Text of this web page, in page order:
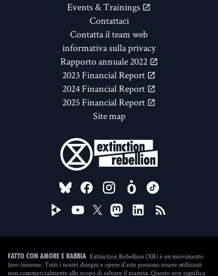
Events & Trainings
Contattaci
Contatta il team web
informativa sulla privacy
Rapporto annuale 2022
2023 Financial Report
2024 Financial Report
2025 Financial Report
Site map
FOLLOW US ON
Fatto con amore e rabbia Extinction Rebellion (XR) è un movimento
fare-insieme. Tutti i nostri disegni e opere d'arte possono essere utilizzati
non commercialmente allo scopo di salvare il pianeta. Questo non significa